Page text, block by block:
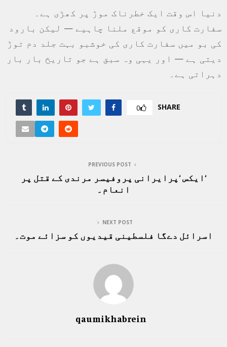
دنیا اس وقت ایک خطرناک موڑ پر کھڑی ہے۔
سفارت کاری کو موقع ملنا چاہیے — لیکن بارود
کی بو میں سفارت کاری کی خوشبو بہت جلد دم توڑ
دیتی ہے — اور یہی وہ سبق ہے جو تاریخ بار بار
دہراتی ہے۔
SHARE
0
PREVIOUS POST
‘ایکس ‘پرایرانی پروفیسر مرندی کے قتل پر
انعام۔
NEXT POST
اسرائل دےگا فلسطینی قیدیوں کو سزائے موت۔
qaumikhabrein